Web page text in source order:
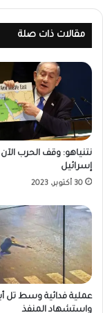
مقالات ذات صلة
نتنياهو: وقف الحرب
إسرائيل
30 أكتوبر، 2023
عملية فدائية وسط تل
واستشهاد المنفذ